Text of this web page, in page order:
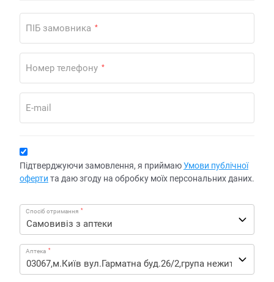
ПІБ замовника *
Номер телефону *
E-mail
Підтверджуючи замовлення, я приймаюУмови публічної
оферти та даю згоду на обробку моїх персональних даних.
Спосіб отримання *
Аптека *